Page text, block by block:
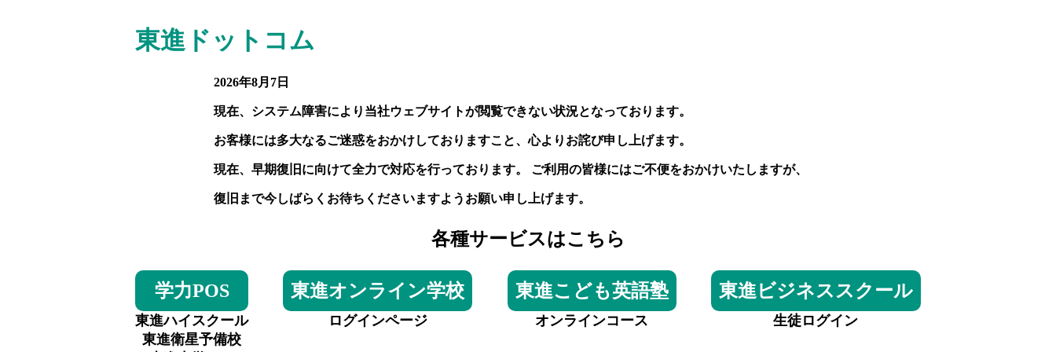
東進ドットコム
2026年8月7日
現在、システム障害により当社ウェブサイトが閲覧できない状況となっております。
お客様には多大なるご迷惑をおかけしておりますこと、心よりお詫び申し上げます。
現在、早期復旧に向けて全力で対応を行っております。 ご利用の皆様にはご不便をおかけいたしますが、
復旧まで今しばらくお待ちくださいますようお願い申し上げます。
各種サービスはこちら
学力POS
東進ハイスクール
東進衛星予備校
東進オンライン学校
ログインページ
東進こども英語塾
オンラインコース
東進ビジネススクール
生徒ログイン